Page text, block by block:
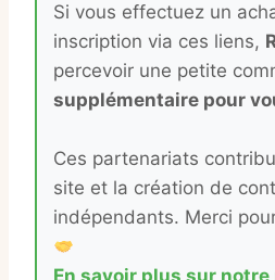
Si vous effectuez un
inscription via ces liens,
percevoir une petite
supplémentaire pour
Ces partenariats
site et la création de
indépendants. Merci